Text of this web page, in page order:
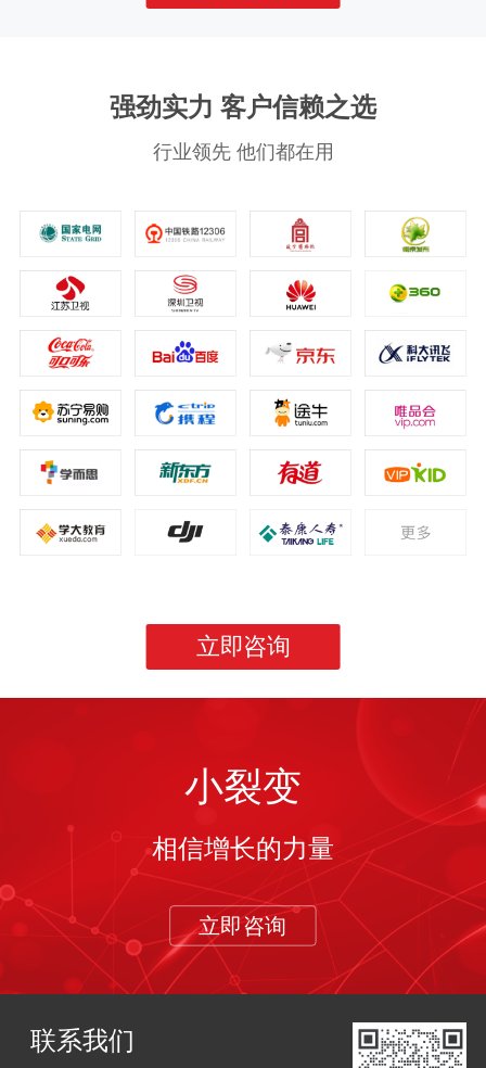
强劲实力 客户信赖之选
行业领先 他们都在用
立即咨询
小裂变
相信增长的力量
立即咨询
联系我们